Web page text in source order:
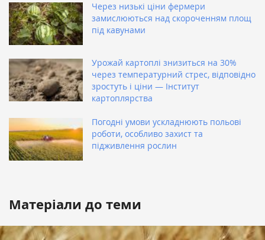
Через низькі ціни фермери
замислюються над скороченням площ
під кавунами
Урожай картоплі знизиться на 30%
через температурний стрес, відповідно
зростуть і ціни — Інститут
картоплярства
Погодні умови ускладнюють польові
роботи, особливо захист та
підживлення рослин
Матеріали до теми